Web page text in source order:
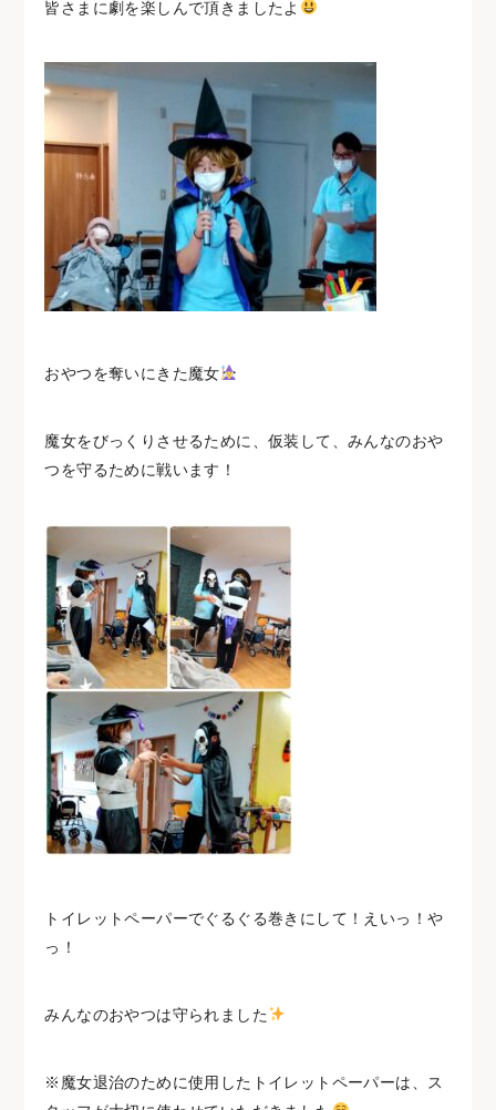
皆さまに劇を楽しんで頂きましたよ
おやつを奪いにきた魔女
魔女をびっくりさせるために、仮装して、みんなのおや
つを守るために戦います！
トイレットペーパーでぐるぐる巻きにして！えいっ！や
っ！
みんなのおやつは守られました
※ 魔女退治のために使用したトイレットペーパーは、ス